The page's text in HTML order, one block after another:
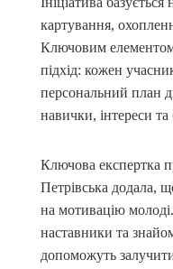
картування,
Ключовим
підхід: кожен
персональний план
навички, інтереси та
Ключова експертка
Петрівська додала,
на мотивацію
наставники та
допоможуть